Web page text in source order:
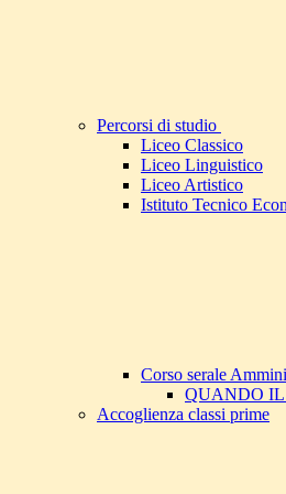
Percorsi di studio
Liceo Classico
Liceo Linguistico
Liceo Artistico
Istituto Tecnico
Corso serale
QUANDO
Accoglienza classi prime